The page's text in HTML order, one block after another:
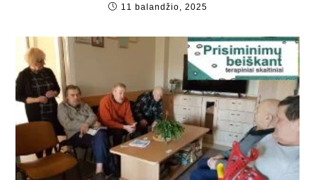
11 balandžio, 2025